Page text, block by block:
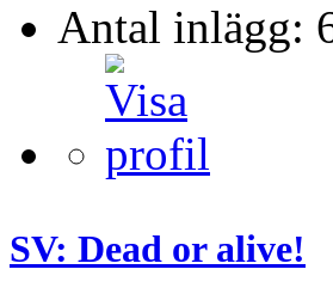
Antal inlägg:
SV: Dead or alive!